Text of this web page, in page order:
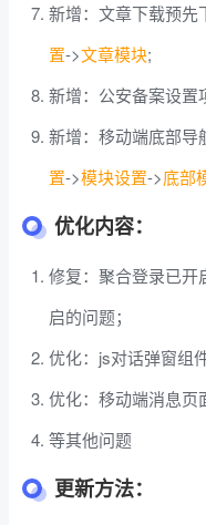
新增：文章下载预先
置->文章模块;
新增：公安备案设置
新增：移动端底部导
置->模块设置->底部
优化内容：
修复：聚合登录已开
启的问题；
优化：js对话弹窗组
优化：移动端消息页
等其他问题
更新方法：